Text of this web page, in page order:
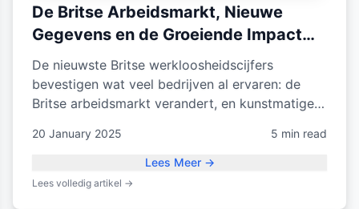
De Britse Arbeidsmarkt, Nieuwe
Gegevens en de Groeiende Impact
van AI
De nieuwste Britse werkloosheidscijfers
bevestigen wat veel bedrijven al ervaren: de
Britse arbeidsmarkt verandert, en kunstmatige
20 January 2025 5 min read
Lees Meer→
Lees volledig artikel →